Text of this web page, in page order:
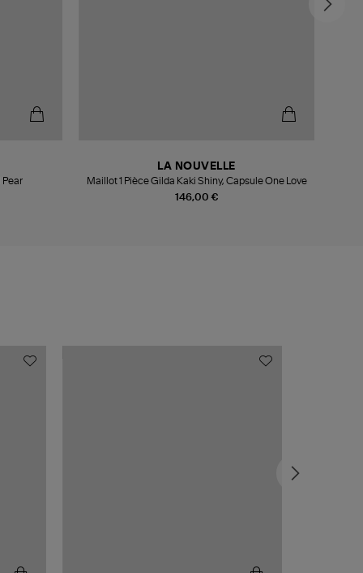
Pear
146,00 €
LA NOUVELLE
Maillot 1 Pièce Gilda Kaki Shiny, Capsule One Love